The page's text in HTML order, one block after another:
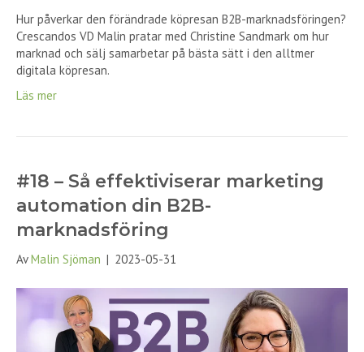
Hur påverkar den förändrade köpresan B2B-marknadsföringen?
Crescandos VD Malin pratar med Christine Sandmark om hur
marknad och sälj samarbetar på bästa sätt i den alltmer
digitala köpresan.
Läs mer
#18 – Så effektiviserar marketing
automation din B2B-
marknadsföring
AvMalin Sjöman | 2023-05-31